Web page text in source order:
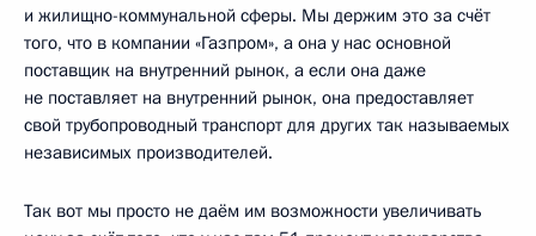
и жилищно-коммунальной сферы. Мы держим это за счёт
того, что в компании «Газпром», а она у нас основной
поставщик на внутренний рынок, а если она даже
не поставляет на внутренний рынок, она предоставляет
свой трубопроводный транспорт для других так называемых
независимых производителей.
Так вот мы просто не даём им возможности увеличивать